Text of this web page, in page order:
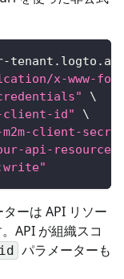
x-www-
\
client-id"
\
client-
api-
ーは API リソー
API が組織スコ
パラメーターも